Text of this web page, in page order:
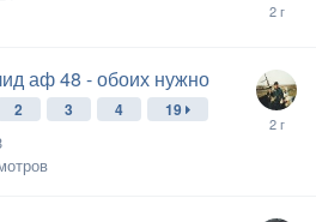
аф 48 - обоих нужно
2 3 4 19